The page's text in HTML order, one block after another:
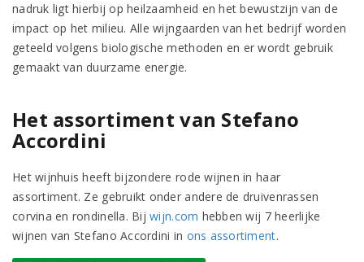
nadruk ligt hierbij op heilzaamheid en het bewustzijn van de
impact op het milieu. Alle wijngaarden van het bedrijf worden
geteeld volgens biologische methoden en er wordt gebruik
gemaakt van duurzame energie.
Het assortiment van Stefano
Accordini
Het wijnhuis heeft bijzondere rode wijnen in haar
assortiment. Ze gebruikt onder andere de druivenrassen
corvina en rondinella. Bijwijn.com hebben wij 7 heerlijke
wijnen van Stefano Accordini in ons assortiment.